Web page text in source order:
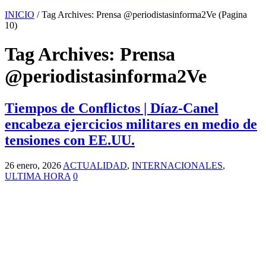
INICIO / Tag Archives: Prensa @periodistasinforma2Ve (Pagina
10)
Tag Archives: Prensa
@periodistasinforma2Ve
Tiempos de Conflictos | Díaz-Canel
encabeza ejercicios militares en medio de
tensiones con EE.UU.
26 enero, 2026 ACTUALIDAD, INTERNACIONALES,
ULTIMA HORA 0